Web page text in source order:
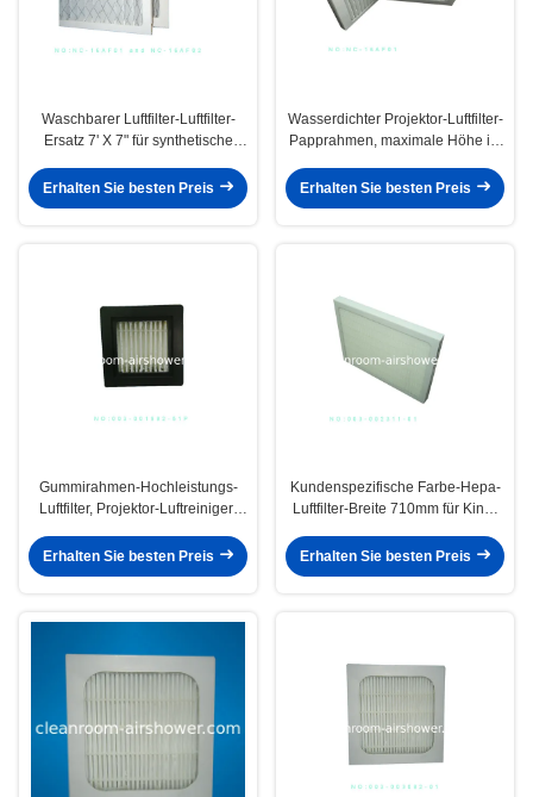
Waschbarer Luftfilter-Luftfilter-
Ersatz 7' X 7" für synthetische
Erhalten Sie besten Preis
Wasserdichter Projektor-Luftfilter-
Papprahmen, maximale Höhe ist
Erhalten Sie besten Preis
Gummirahmen-Hochleistungs-
Luftfilter, Projektor-Luftreiniger-
Erhalten Sie besten Preis
Kundenspezifische Farbe-Hepa-
Luftfilter-Breite 710mm für Kino-
Erhalten Sie besten Preis